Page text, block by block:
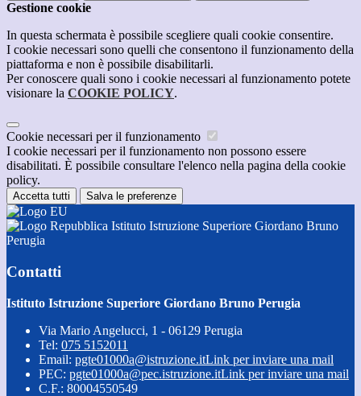
Gestione cookie
In questa schermata è possibile scegliere quali cookie consentire.
I cookie necessari sono quelli che consentono il funzionamento della
piattaforma e non è possibile disabilitarli.
Per conoscere quali sono i cookie necessari al funzionamento potete
visionare la COOKIE POLICY.
Cookie necessari per il funzionamento
I cookie necessari per il funzionamento non possono essere
disabilitati. È possibile consultare l'elenco nella pagina della cookie
policy.
Accetta tutti Salva le preferenze
Istituto Istruzione Superiore Giordano Bruno
Perugia
Contatti
Istituto Istruzione Superiore Giordano Bruno Perugia
Via Mario Angelucci, 1 - 06129 Perugia
Tel: 075 5152011
Email: pgte01000a@istruzione.itLink per inviare una mail
PEC: pgte01000a@pec.istruzione.itLink per inviare una mail
C.F.: 80004550549